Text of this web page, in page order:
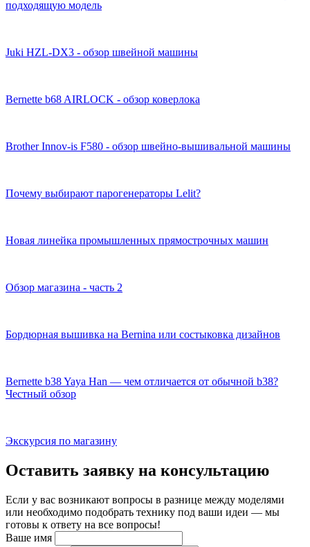
подходящую модель
Juki HZL-DX3 - обзор швейной машины
Bernette b68 AIRLOCK - обзор коверлока
Brother Innov-is F580 - обзор швейно-вышивальной машины
Почему выбирают парогенераторы Lelit?
Новая линейка промышленных прямострочных машин
Обзор магазина - часть 2
Бордюрная вышивка на Bernina или состыковка дизайнов
Bernette b38 Yaya Han — чем отличается от обычной b38?
Честный обзор
Экскурсия по магазину
Оставить заявку на консультацию
Если у вас возникают вопросы в разнице между моделями
или необходимо подобрать технику под ваши идеи — мы
готовы к ответу на все вопросы!
Ваше имя